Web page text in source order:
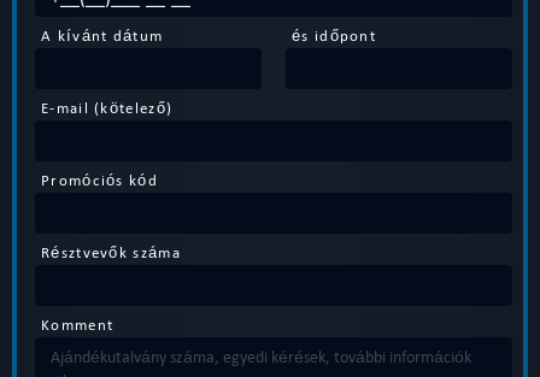
A kívánt dátum és időpont
E-mail (kötelező)
Promóciós kód
Résztvevők száma
Komment